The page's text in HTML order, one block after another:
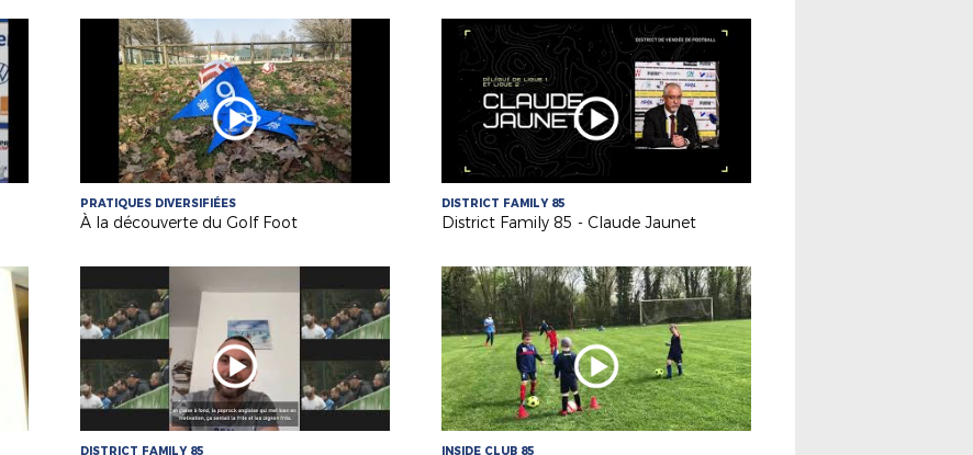
PRATIQUES DIVERSIFIÉES
À la découverte du Golf Foot
DISTRICT FAMILY 85
District Family 85 - Claude Jaunet
DISTRICT FAMILY 85 INSIDE CLUB 85